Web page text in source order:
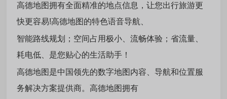
高德地图拥有全面精准的地点信息，让您出行旅游更
快更容易!高德地图的特色语音导航、
智能路线规划；空间占用极小、流畅体验；省流量、
耗电低、是您贴心的生活助手！
高德地图是中国领先的数字地图内容、导航和位置服
务解决方案提供商。高德地图拥有